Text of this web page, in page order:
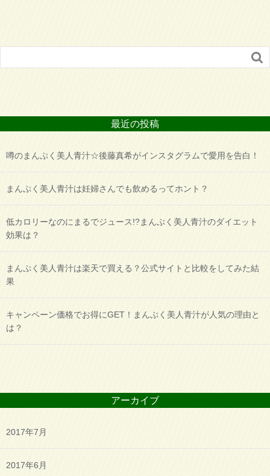

最近の投稿
噂のまんぷく美人青汁☆後藤真希がインスタグラムで愛用を告白！
まんぷく美人青汁は妊婦さんでも飲めるってホント？
低カロリーなのにまるでジュース!?まんぷく美人青汁のダイエット
効果は？
まんぷく美人青汁は楽天で買える？公式サイトと比較をしてみた結
果
キャンペーン価格でお得にGET！まんぷく美人青汁が人気の理由と
は？
アーカイブ
2017年7月
2017年6月